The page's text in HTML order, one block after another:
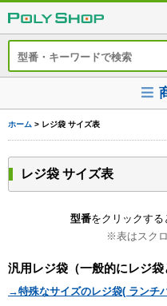
ホーム > レジ袋 サイズ表
レジ袋 サイズ表
型番をクリックする
※表はスク
汎用レジ袋（一般的にレジ袋
→特殊なサイズのレジ袋( ランチ